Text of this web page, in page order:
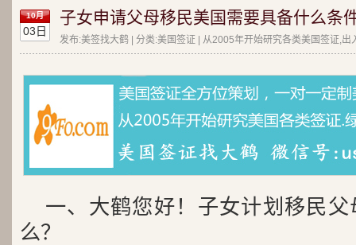
10月
03日
子女申请父母移民美国需要具备什么条
发布:美签找大鹤 | 分类:美国签证 | 从2005年开始研究各类美国签证,出
一、大鹤您好！子女计划移民
么？